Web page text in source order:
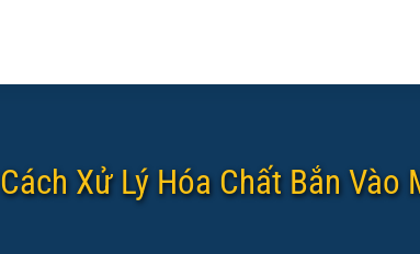
Cách Xử Lý Hóa Chất Bắn Vào